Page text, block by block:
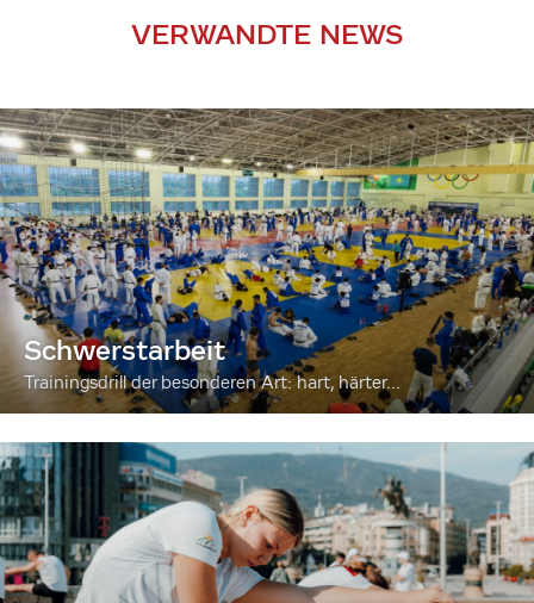
VERWANDTE NEWS
Schwerstarbeit
Trainingsdrill der besonderen Art: hart, härter...